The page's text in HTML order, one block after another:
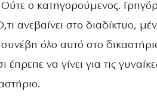
ο κατηγορούμενος.
ανεβαίνει στο διαδίκτυο,
όλο αυτό στο
να γίνει για τις